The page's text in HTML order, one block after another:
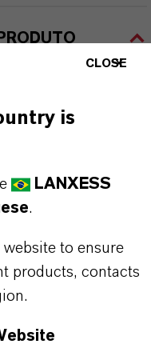
CLOSE
is
LANXESS
.
to ensure
products, contacts